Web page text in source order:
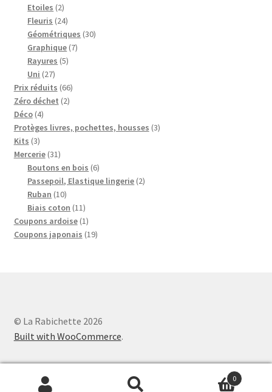
Etoiles 22
produits
Fleuris 2424
produits
Géométriques 3030
Graphique 77
Rayures 55
Uni 2727
produits
Prix réduits 6666
Zéro déchet 22
Déco 44
produits
Protèges livres, pochettes, housses 33
Kits 33
produits
Mercerie 3131
produits
Boutons en bois 66
produits
Passepoil, Elastique lingerie 22
Ruban 1010
produits
Biais coton 1111
produits
Coupons ardoise 11
produit
Coupons japonais 1919
© La Rabichette 2026
Built with WooCommerce.
0